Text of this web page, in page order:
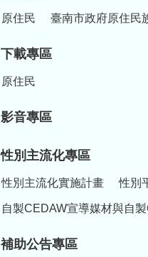
原住民 臺南市政府原住民
下載專區
原住民
影音專區
性別主流化專區
性別主流化實施計畫 性別
自製CEDAW宣導媒材與自
補助公告專區